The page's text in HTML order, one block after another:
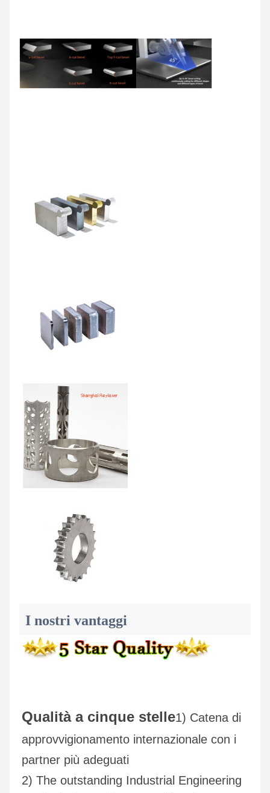
I nostri vantaggi
Qualità a cinque stelle1) Catena di
approvvigionamento internazionale con i
partner più adeguati
2) The outstanding Industrial Engineering